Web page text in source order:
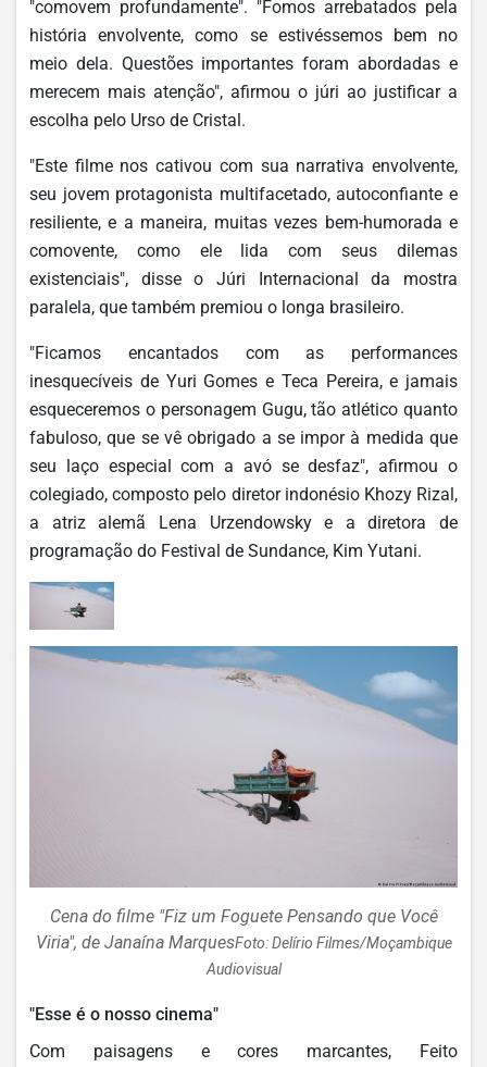
"comovem profundamente". "Fomos arrebatados pela
história envolvente, como se estivéssemos bem no
meio dela. Questões importantes foram abordadas e
merecem mais atenção", afirmou o júri ao justificar a
escolha pelo Urso de Cristal.
"Este filme nos cativou com sua narrativa envolvente,
seu jovem protagonista multifacetado, autoconfiante e
resiliente, e a maneira, muitas vezes bem-humorada e
comovente, como ele lida com seus dilemas
existenciais", disse o Júri Internacional da mostra
paralela, que também premiou o longa brasileiro.
"Ficamos encantados com as performances
inesquecíveis de Yuri Gomes e Teca Pereira, e jamais
esqueceremos o personagem Gugu, tão atlético quanto
fabuloso, que se vê obrigado a se impor à medida que
seu laço especial com a avó se desfaz", afirmou o
colegiado, composto pelo diretor indonésio Khozy Rizal,
a atriz alemã Lena Urzendowsky e a diretora de
programação do Festival de Sundance, Kim Yutani.
Cena do filme "Fiz um Foguete Pensando que Você
Viria", de Janaína MarquesFoto: Delírio Filmes/Moçambique
Audiovisual
"Esse é o nosso cinema"
Com paisagens e cores marcantes, Feito